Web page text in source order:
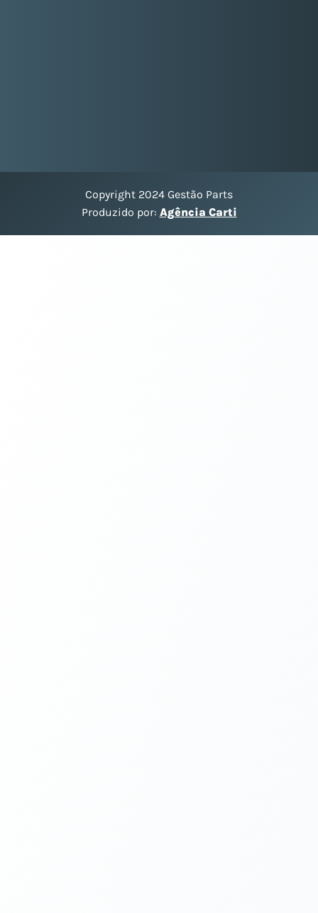
Copyright 2024 Gestão Parts
Produzido por: Agência Carti